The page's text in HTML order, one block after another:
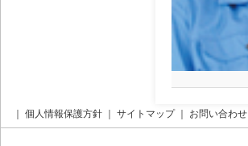
｜ 個人情報保護方針 ｜ サイトマップ ｜ お問い合わせ